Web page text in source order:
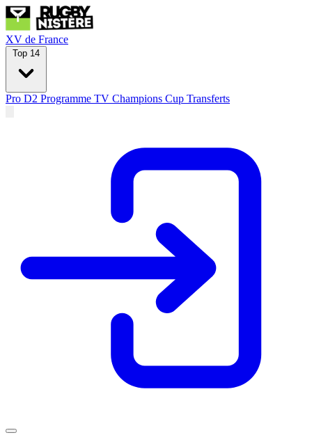
XV de France
Top 14
Pro D2 Programme TV Champions Cup Transferts